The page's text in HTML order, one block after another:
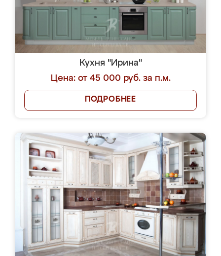
Кухня "Ирина"
Цена: от 45 000 руб. за п.м.
ПОДРОБНЕЕ